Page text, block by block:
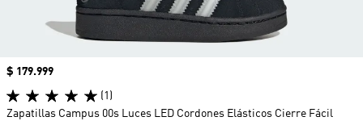
Precio
$ 179.999
(1)
Zapatillas Campus 00s Luces LED Cordones Elásticos Cierre Fácil